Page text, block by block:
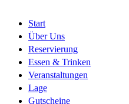
Start
Über Uns
Reservierung
Essen & Trinken
Veranstaltungen
Lage
Gutscheine